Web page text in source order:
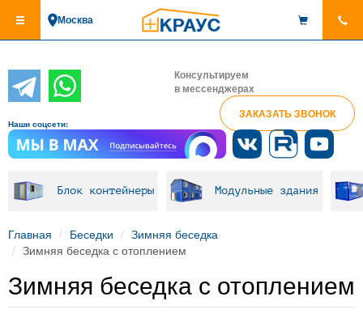
основному
Москва
Консультируем
в мессенджерах
ЗАКАЗАТЬ ЗВОНОК
Наши соцсети:
Блок контейнеры Модульные здания
Главная Беседки
Зимняя беседка
Зимняя беседка с отоплением
Зимняя беседка с отоплением